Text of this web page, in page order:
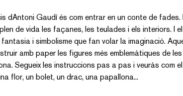
dAntoni Gaudí és com entrar en un conte de fades.
de vida les façanes, les teulades i els interiors. I
i simbolisme que fan volar la imaginació.
amb paper les figures més emblemàtiques de
Segueix les instruccions pas a pas i veuràs com
flor, un bolet, un drac, una papallona...